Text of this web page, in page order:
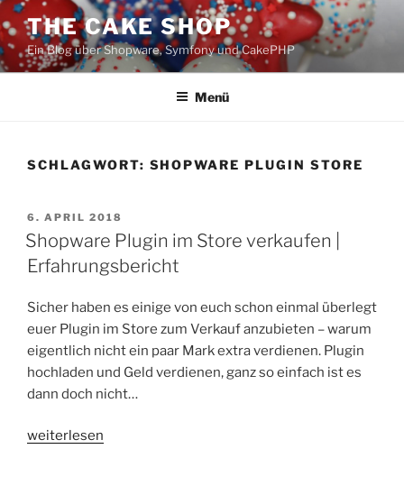
Zum
Inhalt
springen
THE CAKE SHOP
Ein Blog über Shopware, Symfony und CakePHP
Menü
SCHLAGWORT: SHOPWARE PLUGIN STORE
VERÖFFENTLICHT
AM
6. APRIL 2018
Shopware Plugin im Store verkaufen |
Erfahrungsbericht
Sicher haben es einige von euch schon einmal überlegt
euer Plugin im Store zum Verkauf anzubieten – warum
eigentlich nicht ein paar Mark extra verdienen. Plugin
hochladen und Geld verdienen, ganz so einfach ist es
dann doch nicht…
„Shopware
weiterlesen